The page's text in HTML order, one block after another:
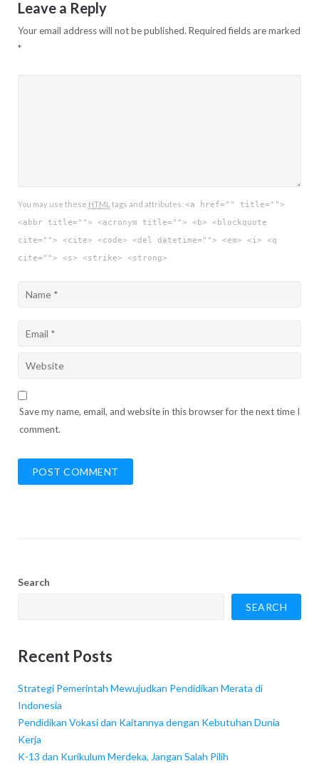
Leave a Reply
Your email address will not be published. Required fields are marked
*
You may use these HTML tags and attributes: <a href="" title="">
<abbr title=""> <acronym title=""> <b> <blockquote
cite=""> <cite> <code> <del datetime=""> <em> <i> <q
cite=""> <s> <strike> <strong>
Save my name, email, and website in this browser for the next time I
comment.
Search
SEARCH
Recent Posts
Strategi Pemerintah Mewujudkan Pendidikan Merata di
Indonesia
Pendidikan Vokasi dan Kaitannya dengan Kebutuhan Dunia
Kerja
K-13 dan Kurikulum Merdeka, Jangan Salah Pilih